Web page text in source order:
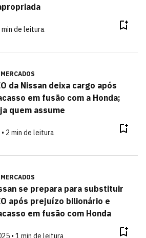
de leitura
MERCADOS
da Nissan deixa cargo após
em fusão com a Honda;
quem assume
2 min de leitura
MERCADOS
se prepara para substituir
após prejuízo bilionário e
em fusão com Honda
• 1 min de leitura